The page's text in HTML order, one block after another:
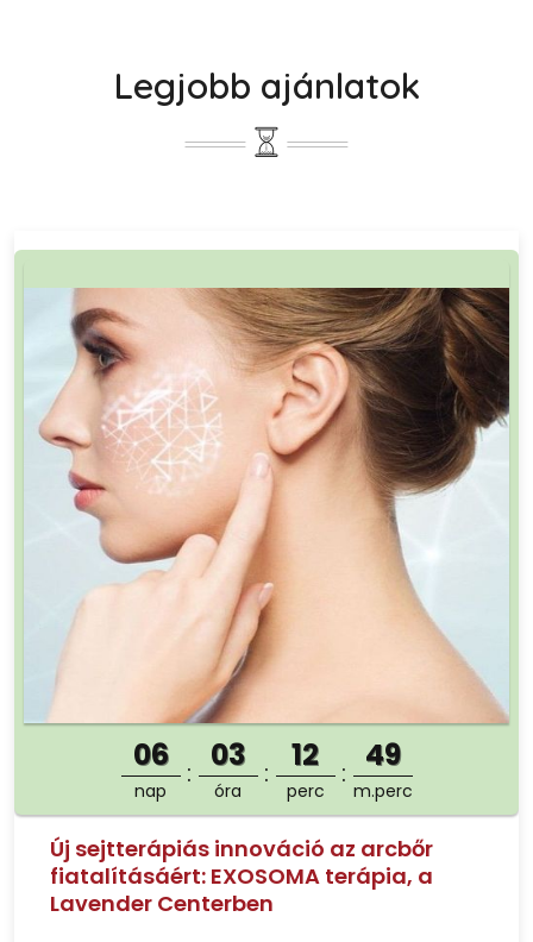
Legjobb ajánlatok
06
nap
03
óra
12
perc
47
m.perc
Új sejtterápiás innováció az arcbőr
fiatalításáért: EXOSOMA terápia, a
Lavender Centerben